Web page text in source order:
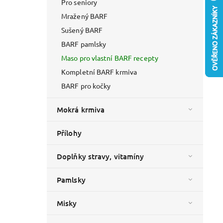
Pro seniory
Mražený BARF
Sušený BARF
BARF pamlsky
Maso pro vlastní BARF recepty
Kompletní BARF krmiva
BARF pro kočky
Mokrá krmiva
Přílohy
Doplňky stravy, vitamíny
Pamlsky
Misky